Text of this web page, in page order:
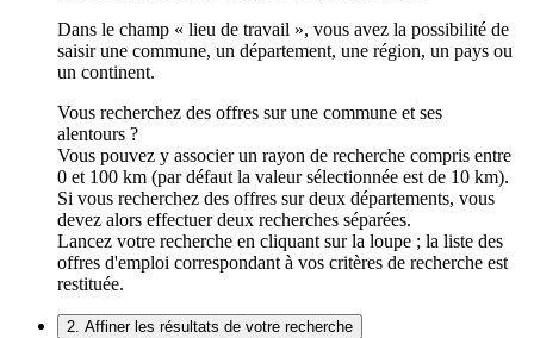
Dans le champ « lieu de travail », vous avez la possibilité de
saisir une commune, un département, une région, un pays ou
un continent.
Vous recherchez des offres sur une commune et ses
alentours ?
Vous pouvez y associer un rayon de recherche compris entre
0 et 100 km (par défaut la valeur sélectionnée est de 10 km).
Si vous recherchez des offres sur deux départements, vous
devez alors effectuer deux recherches séparées.
Lancez votre recherche en cliquant sur la loupe ; la liste des
offres d'emploi correspondant à vos critères de recherche est
restituée.
2. Affiner les résultats de votre recherche